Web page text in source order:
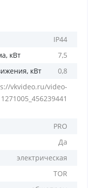
IP44
кВт
7,5
кВт
0,8
vkvideo.ru/video-
PRO
Да
электрическая
TOR